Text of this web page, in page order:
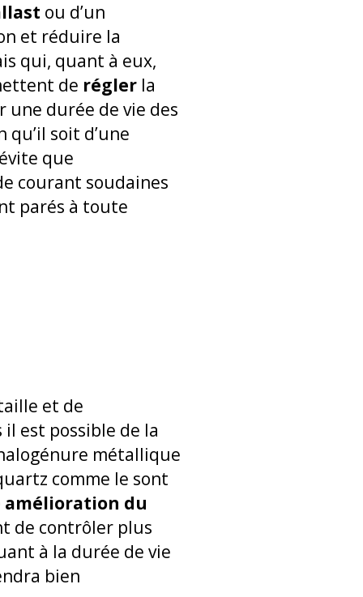
ou d’un
et réduire la
qui, quant à eux,
de régler la
une durée de vie des
soit d’une
que
courant soudaines
parés à toute
et de
est possible de la
métallique
comme le sont
amélioration du
de contrôler plus
à la durée de vie
bien